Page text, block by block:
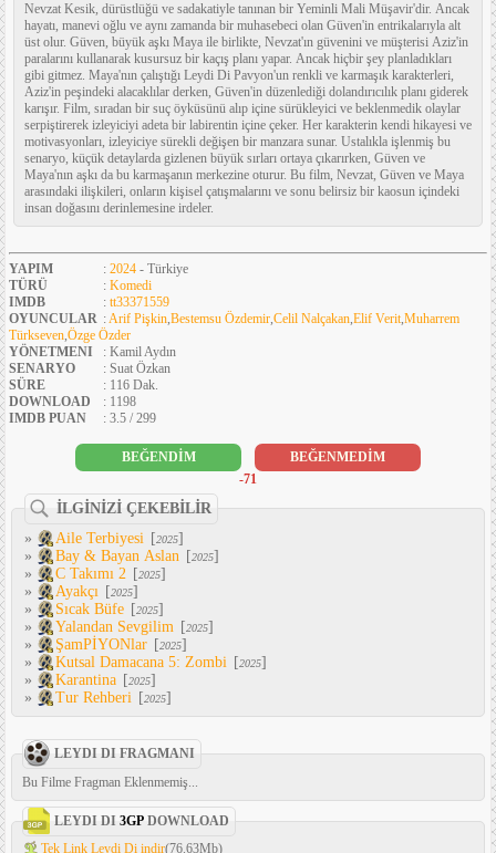
Nevzat Kesik, dürüstlüğü ve sadakatiyle tanınan bir Yeminli Mali Müşavir'dir. Ancak
hayatı, manevi oğlu ve aynı zamanda bir muhasebeci olan Güven'in entrikalarıyla alt
üst olur. Güven, büyük aşkı Maya ile birlikte, Nevzat'ın güvenini ve müşterisi Aziz'in
paralarını kullanarak kusursuz bir kaçış planı yapar. Ancak hiçbir şey planladıkları
gibi gitmez. Maya'nın çalıştığı Leydi Di Pavyon'un renkli ve karmaşık karakterleri,
Aziz'in peşindeki alacaklılar derken, Güven'in düzenlediği dolandırıcılık planı giderek
karışır. Film, sıradan bir suç öyküsünü alıp içine sürükleyici ve beklenmedik olaylar
serpiştirerek izleyiciyi adeta bir labirentin içine çeker. Her karakterin kendi hikayesi ve
motivasyonları, izleyiciye sürekli değişen bir manzara sunar. Ustalıkla işlenmiş bu
senaryo, küçük detaylarda gizlenen büyük sırları ortaya çıkarırken, Güven ve
Maya'nın aşkı da bu karmaşanın merkezine oturur. Bu film, Nevzat, Güven ve Maya
arasındaki ilişkileri, onların kişisel çatışmalarını ve sonu belirsiz bir kaosun içindeki
insan doğasını derinlemesine irdeler.
YAPIM : 2024 - Türkiye
TÜRÜ
: Komedi
IMDB
: tt33371559
OYUNCULAR : Arif Pişkin Bestemsu Özdemir Celil Nalçakan Elif Verit Muharrem
Türkseven Özge Özder
YÖNETMENI
: Kamil Aydın
SENARYO
: Suat Özkan
SÜRE
: 116 Dak.
DOWNLOAD
: 1198
IMDB PUAN
: 3.5 / 299
BEĞENDİM
BEĞENMEDİM
-71
İLGİNİZİ ÇEKEBİLİR
»
Aile Terbiyesi [2025]
»
Bay & Bayan Aslan [2025]
»
C Takımı 2 [2025]
»
Ayakçı [2025]
»
Sıcak Büfe [2025]
»
Yalandan Sevgilim [2025]
»
ŞamPİYONlar [2025]
»
Kutsal Damacana 5: Zombi [2025]
»
Karantina [2025]
»
Tur Rehberi [2025]
LEYDI DI FRAGMANI
Bu Filme Fragman Eklenmemiş...
LEYDI DI 3GP DOWNLOAD
Tek Link Leydi Di indir(76.63Mb)